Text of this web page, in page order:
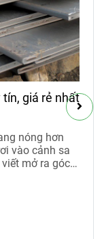
giá rẻ nhất
nóng hơn
vào cảnh sa
mở ra góc